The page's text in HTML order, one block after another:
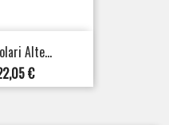
Alte...
€